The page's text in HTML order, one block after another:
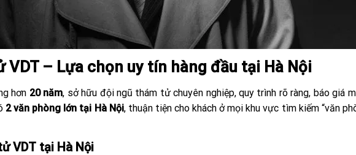
VDT – Lựa chọn uy tín hàng đầu tại Hà Nội
hơn 20 năm, sở hữu đội ngũ thám tử chuyên nghiệp, quy trình rõ ràng, báo giá
2 văn phòng lớn tại Hà Nội, thuận tiện cho khách ở mọi khu vực tìm kiếm “văn
VDT tại Hà Nội